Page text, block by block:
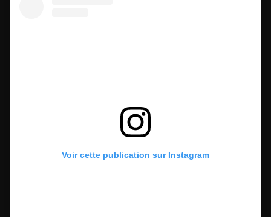
Voir cette publication sur Instagram